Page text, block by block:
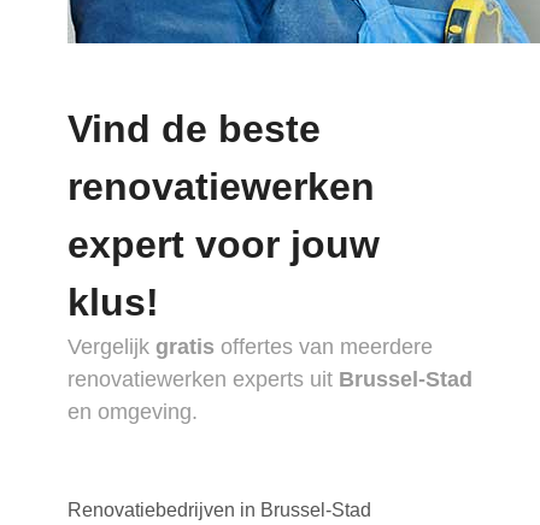
Vind de beste
renovatiewerken
expert voor jouw
klus!
Vergelijk gratis offertes van meerdere
renovatiewerken experts uit Brussel-Stad
en omgeving.
Renovatiebedrijven in Brussel-Stad